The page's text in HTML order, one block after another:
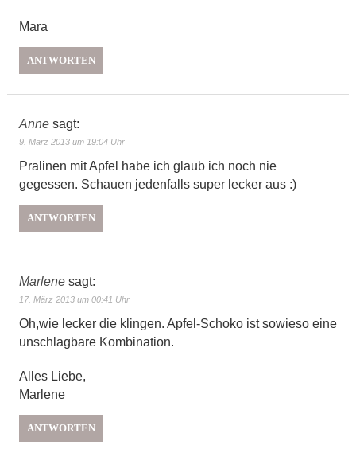
Mara
ANTWORTEN
Anne sagt:
9. März 2013 um 19:04 Uhr
Pralinen mit Apfel habe ich glaub ich noch nie
gegessen. Schauen jedenfalls super lecker aus :)
ANTWORTEN
Marlene sagt:
17. März 2013 um 00:41 Uhr
Oh,wie lecker die klingen. Apfel-Schoko ist sowieso eine
unschlagbare Kombination.
Alles Liebe,
Marlene
ANTWORTEN